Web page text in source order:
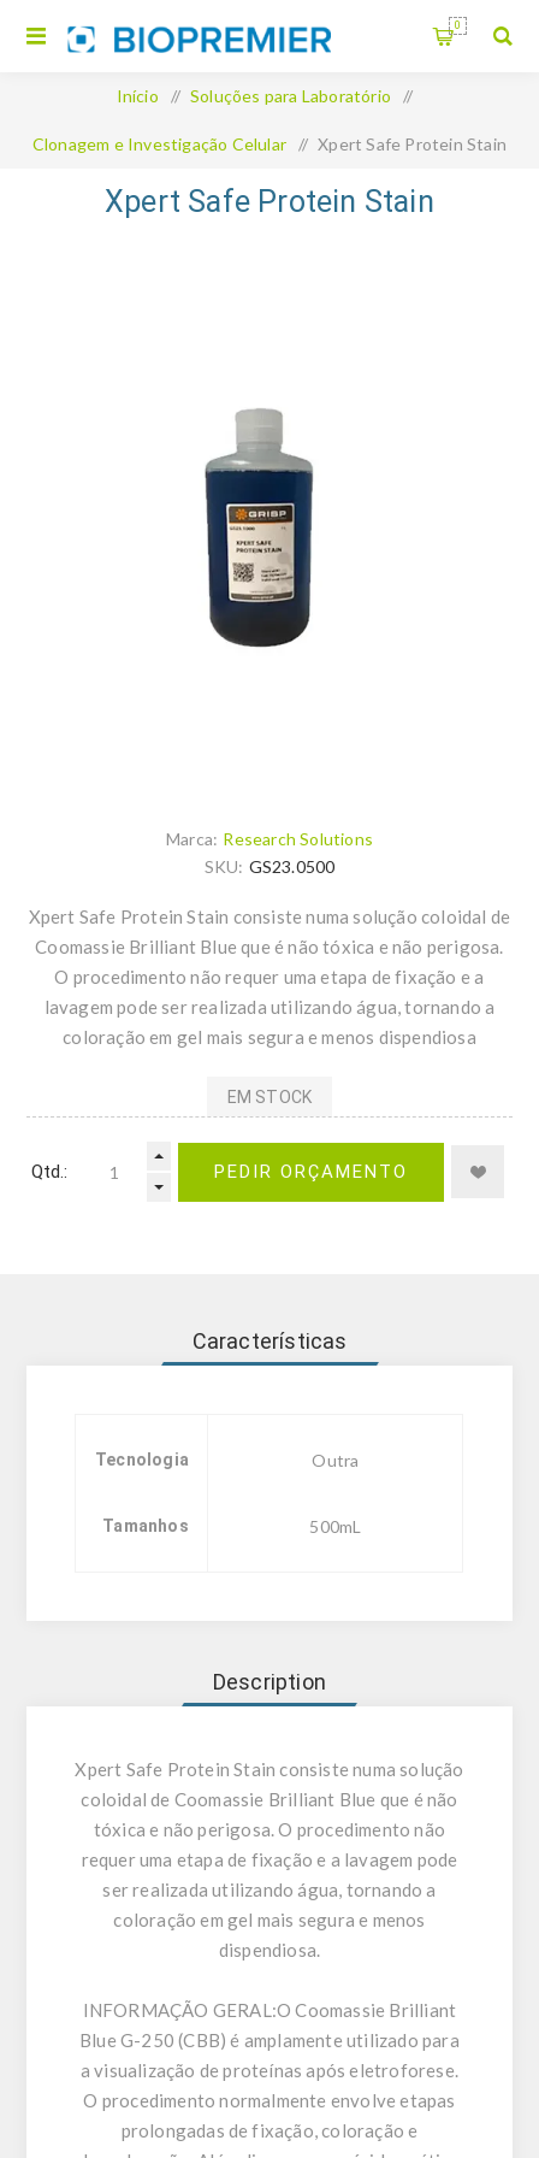
0
Início / Soluções para Laboratório /
Clonagem e Investigação Celular / Xpert Safe Protein Stain
Xpert Safe Protein Stain
Marca: Research Solutions
SKU: GS23.0500
Xpert Safe Protein Stain consiste numa solução coloidal de
Coomassie Brilliant Blue que é não tóxica e não perigosa.
O procedimento não requer uma etapa de fixação e a
lavagem pode ser realizada utilizando água, tornando a
coloração em gel mais segura e menos dispendiosa
EM STOCK
Qtd.: PEDIR ORÇAMENTO
Características
Tecnologia Outra
Tamanhos 500mL
Description
Xpert Safe Protein Stain consiste numa solução
coloidal de Coomassie Brilliant Blue que é não
tóxica e não perigosa. O procedimento não
requer uma etapa de fixação e a lavagem pode
ser realizada utilizando água, tornando a
coloração em gel mais segura e menos
dispendiosa.
INFORMAÇÃO GERAL:O Coomassie Brilliant
Blue G-250 (CBB) é amplamente utilizado para
a visualização de proteínas após eletroforese.
O procedimento normalmente envolve etapas
prolongadas de fixação, coloração e